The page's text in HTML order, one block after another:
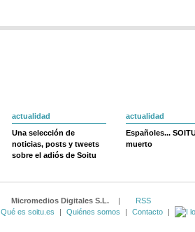
actualidad
Una selección de
noticias, posts y tweets
sobre el adiós de Soitu
actualidad
Españoles...
muerto
Micromedios Digitales S.L. |
RSS
Qué es soitu.es
| Quiénes somos | Contacto |